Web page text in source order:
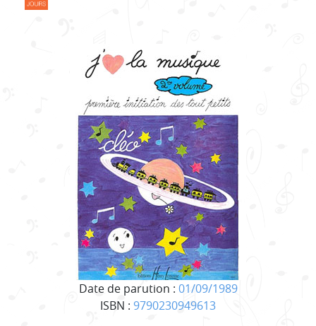
Date de parution : 01/09/1989
ISBN : 9790230949613